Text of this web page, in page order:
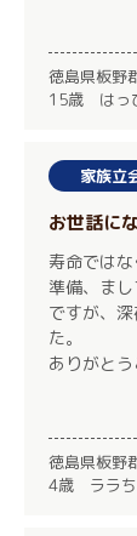
徳島県板野
15歳 はっ
家族立
お世話に
寿命では
準備、ま
ですが、
た。
ありがとう
徳島県板野
4歳 ララち